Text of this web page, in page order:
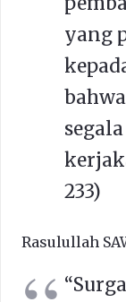
yang
233)
Rasulullah